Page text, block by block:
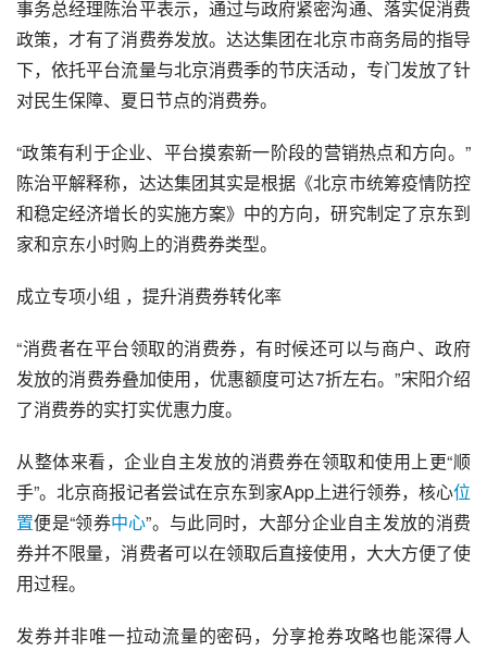
事务总经理陈治平表示，通过与政府紧密沟通、落实促消费
政策，才有了消费券发放。达达集团在北京市商务局的指导
下，依托平台流量与北京消费季的节庆活动，专门发放了针
对民生保障、夏日节点的消费券。
“政策有利于企业、平台摸索新一阶段的营销热点和方向。”
陈治平解释称，达达集团其实是根据《北京市统筹疫情防控
和稳定经济增长的实施方案》中的方向，研究制定了京东到
家和京东小时购上的消费券类型。
成立专项小组 ，提升消费券转化率
“消费者在平台领取的消费券，有时候还可以与商户、政府
发放的消费券叠加使用，优惠额度可达7折左右。”宋阳介绍
了消费券的实打实优惠力度。
从整体来看，企业自主发放的消费券在领取和使用上更“顺
手”。北京商报记者尝试在京东到家App上进行领券，核心位
置便是“领券中心”。与此同时，大部分企业自主发放的消费
券并不限量，消费者可以在领取后直接使用，大大方便了使
用过程。
发券并非唯一拉动流量的密码，分享抢券攻略也能深得人